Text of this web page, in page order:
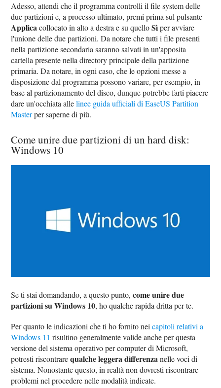
Adesso, attendi che il programma controlli il file system delle
due partizioni e, a processo ultimato, premi prima sul pulsante
Applicacollocato in alto a destra e su quelloSìper avviare
l'unione delle due partizioni. Da notare che tutti i file presenti
nella partizione secondaria saranno salvati in un'apposita
cartella presente nella directory principale della partizione
primaria. Da notare, in ogni caso, che le opzioni messe a
disposizione dal programma possono variare, per esempio, in
base al partizionamento del disco, dunque potrebbe farti piacere
dare un'occhiata allelinee guida ufficiali di EaseUS Partition
Masterper saperne di più.
Come unire due partizioni di un hard disk:
Windows 10
Se ti stai domandando, a questo punto,come unire due
partizioni su Windows 10, ho qualche rapida dritta per te.
Per quanto le indicazioni che ti ho fornito neicapitoli relativi a
Windows 11 risultino generalmente valide anche per questa
versione del sistema operativo per computer di Microsoft,
potresti riscontrarequalche leggera differenzanelle voci di
sistema. Nonostante questo, in realtà non dovresti riscontrare
problemi nel procedere nelle modalità indicate.